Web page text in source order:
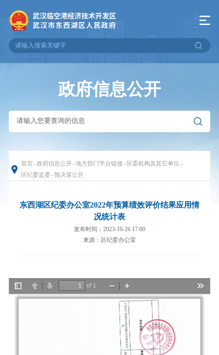
政府信息公开
首页-政府信息公开-地方部门平台链接- 区委机构及其它单位 -
区纪委监委-预决算公开
东西湖区纪委办公室2022年预算绩效评价结果应用情
况统计表
发布时间：2023-10-26 17:00
来源：区纪委办公室